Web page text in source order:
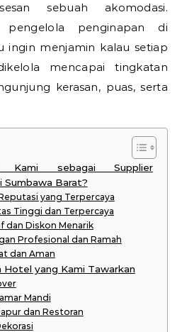
sebuah akomodasi.
penginapan di
ingin menjamin kalau setiap
mencapai tingkatan
kerasan, puas, serta
Kami sebagai Supplier
Sumbawa Barat?
yang Terpercaya
Tinggi dan Terpercaya
dan Diskon Menarik
Profesional dan Ramah
dan Aman
Hotel yang Kami Tawarkan
Mandi
dan Restoran